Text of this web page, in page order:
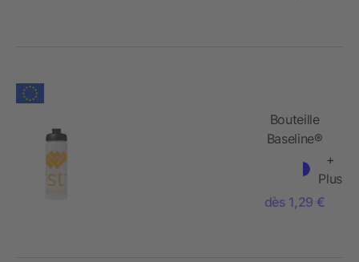
Bouteille
Baseline®
Plus GRIP de
sport avec
couvercle à
+
Plus
dès 1,29 €